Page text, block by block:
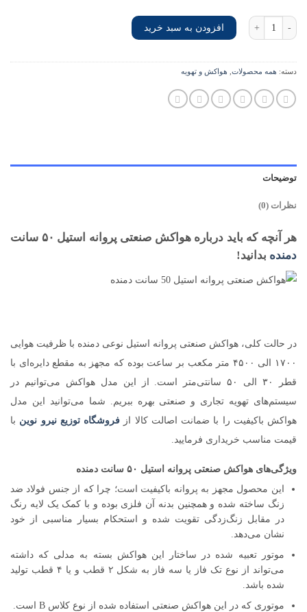
هواکش صنعتی پروانه استیل 50 سانت دمنده عدد
افزودن به سبد خرید
دسته: همه محصولات هواکش و تهویه
توضیحات
نظرات (0)
هر آنچه که باید درباره هواکش صنعتی پروانه استیل ۵۰ سانت
دمنده بدانید!
در حالت کلی، هواکش صنعتی پروانه استیل نوعی دمنده با ظرفیت هوایی
۱۷۰۰ الی ۴۵۰۰ متر مکعب بر ساعت بوده که مجهز به مقطع دایره‌ای با
قطر ۳۰ الی ۵۰ سانتی‌متر است. از این مدل هواکش می‌توانیم در
سیستم‌های تهویه تجاری و صنعتی بهره ببریم. شما می‌توانید این مدل
هواکش باکیفیت را با ضمانت اصالت کالا از فروشگاه توزیع نیرو نوین با
قیمت مناسب خریداری فرمایید.
ویژگی‌های هواکش صنعتی پروانه استیل ۵۰ سانت دمنده
این محصول مجهز به پروانه باکیفیت است؛ چرا که از جنس فولاد ضد
زنگ ساخته شده و همچنین بدنه آن فلزی بوده و با کمک یک لایه رنگ
در مقابل زنگ‌زدگی تقویت شده و استحکام بسیار مناسبی از خود
نشان می‌دهد.
موتور تعبیه شده در ساختار این هواکش بسته به مدلی که داشته
می‌تواند از نوع تک فاز یا سه فاز به شکل ۲ قطب و یا ۴ قطب تولید
شده باشد.
موتوری که در این هواکش صنعتی استفاده شده از نوع کلاس B است.